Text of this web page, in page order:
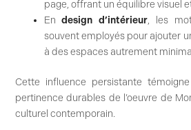
page, offrant un équilibre visuel
Endesign d’intérieur, les
souvent employés pour ajouter
à des espaces autrement
Cette influence persistante
pertinence durables de l’oeuvre de
culturel contemporain.